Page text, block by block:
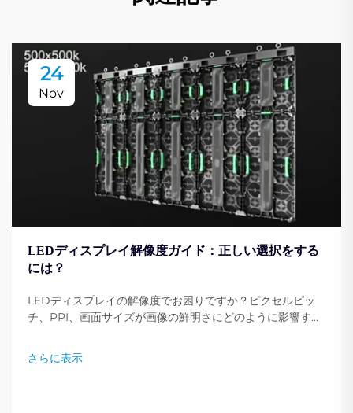
24
Nov
LEDディスプレイ解像度ガイド：正しい選択をする
には？
LEDディスプレイの解像度でお困りですか？ピクセルピッ
チ、PPI、画面サイズが画像の鮮明さにどのように影響する
家のヒントを紹介しています。今すぐ読む。
さらに表示